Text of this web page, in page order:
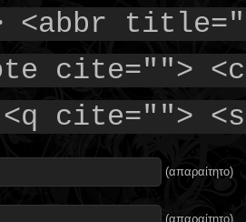
cite="">
<q cite="">
(απαραίτητο)
(απαραίτητο)